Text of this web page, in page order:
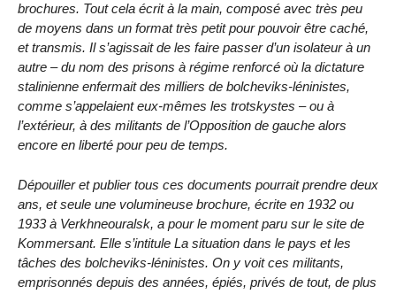
brochures. Tout cela écrit à la main, composé avec très peu
de moyens dans un format très petit pour pouvoir être caché,
et transmis. Il s’agissait de les faire passer d’un isolateur à un
autre – du nom des prisons à régime renforcé où la dictature
stalinienne enfermait des milliers de bolcheviks-léninistes,
comme s’appelaient eux-mêmes les trotskystes – ou à
l’extérieur, à des militants de l’Opposition de gauche alors
encore en liberté pour peu de temps.
Dépouiller et publier tous ces documents pourrait prendre deux
ans, et seule une volumineuse brochure, écrite en 1932 ou
1933 à Verkhneouralsk, a pour le moment paru sur le site de
Kommersant. Elle s’intitule La situation dans le pays et les
tâches des bolcheviks-léninistes. On y voit ces militants,
emprisonnés depuis des années, épiés, privés de tout, de plus